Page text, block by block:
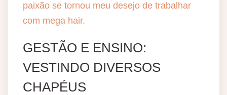
paixão se tornou meu desejo de trabalhar
com mega hair.
GESTÃO E ENSINO:
VESTINDO DIVERSOS
CHAPÉUS